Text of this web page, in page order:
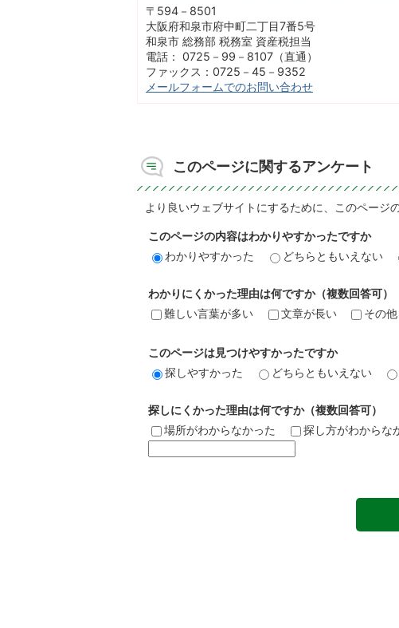
〒594－8501
大阪府和泉市府中町二丁目7番5号
和泉市 総務部 税務室 資産税担当
電話： 0725－99－8107（直通）
ファックス：0725－45－9352
メールフォームでのお問い合わせ
このページに関するアンケート
より良いウェブサイトにするために、このページ
このページの内容はわかりやすかったですか
わかりやすかった
どちらともいえない
わかりにくかった理由は何ですか（複数回答可）
難しい言葉が多い
文章が長い その他
このページは見つけやすかったですか
探しやすかった
どちらともいえない
探しにくかった理由は何ですか（複数回答可）
場所がわからなかった
探し方がわからな